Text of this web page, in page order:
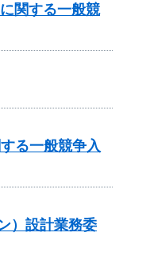
関する一般競
る一般競争入
）設計業務委